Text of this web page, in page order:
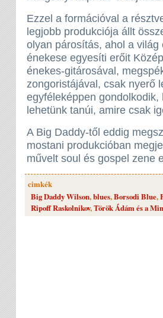
Ezzel a formációval a
legjobb produkciója állt
olyan párosítás, ahol a
énekese egyesíti erőit
énekes-gitárosával,
zongoristájával, csak nyerő
egyféleképpen
lehetünk tanúi, amire csak
A Big Daddy-től eddig
mostani produkcióban
művelt soul és gospel zene
cimkék
Big Daddy Wilson,blues,Borsodi Blue,
Ripoff Raskolnikov,Török Ádám és a